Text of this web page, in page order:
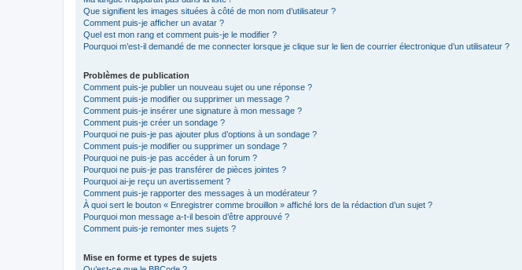
Que signifient les images situées à côté de mon nom d’utilisateur ?
Comment puis-je afficher un avatar ?
Quel est mon rang et comment puis-je le modifier ?
Pourquoi m’est-il demandé de me connecter lorsque je clique sur le lien de courrier électronique d’un utilisateur ?
Problèmes de publication
Comment puis-je publier un nouveau sujet ou une réponse ?
Comment puis-je modifier ou supprimer un message ?
Comment puis-je insérer une signature à mon message ?
Comment puis-je créer un sondage ?
Pourquoi ne puis-je pas ajouter plus d’options à un sondage ?
Comment puis-je modifier ou supprimer un sondage ?
Pourquoi ne puis-je pas accéder à un forum ?
Pourquoi ne puis-je pas transférer de pièces jointes ?
Pourquoi ai-je reçu un avertissement ?
Comment puis-je rapporter des messages à un modérateur ?
À quoi sert le bouton « Enregistrer comme brouillon » affiché lors de la rédaction d’un sujet ?
Pourquoi mon message a-t-il besoin d’être approuvé ?
Comment puis-je remonter mes sujets ?
Mise en forme et types de sujets